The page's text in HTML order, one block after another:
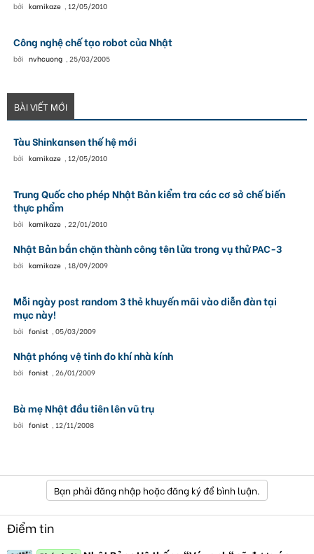
bởi kamikaze , 12/05/2010
Công nghệ chế tạo robot của Nhật
bởi nvhcuong , 25/03/2005
BÀI VIẾT MỚI
Tàu Shinkansen thế hệ mới
bởi kamikaze , 12/05/2010
Trung Quốc cho phép Nhật Bản kiểm tra các cơ sở chế biến
thực phẩm
bởi kamikaze , 22/01/2010
Nhật Bản bắn chặn thành công tên lửa trong vụ thử PAC-3
bởi kamikaze , 18/09/2009
Mỗi ngày post random 3 thẻ khuyến mãi vào diễn đàn tại
mục này!
bởi fonist , 05/03/2009
Nhật phóng vệ tinh đo khí nhà kính
bởi fonist , 26/01/2009
Bà mẹ Nhật đầu tiên lên vũ trụ
bởi fonist , 12/11/2008
Bạn phải đăng nhập hoặc đăng ký để bình luận.
Điểm tin